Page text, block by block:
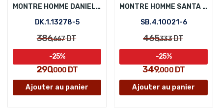
MONTRE HOMME DANIEL KLEIN DK.1.13278-5
DK.1.13278-5
386,667DT
290,000 DT
-25%
Ajouter au panier
MONTRE HOMME SANTA BARBARA POLO SB.4.10021-6
SB.4.10021-6
465,333DT
349,000DT
-25%
Ajouter au panier